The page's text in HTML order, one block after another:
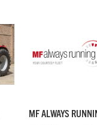
MF ALWAYS